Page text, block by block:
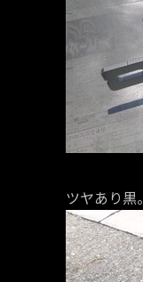
ツヤあり黒。